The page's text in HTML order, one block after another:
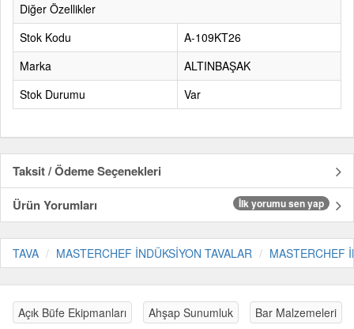
Diğer Özellikler
Stok Kodu
A-109KT26
Marka
ALTINBAŞAK
Stok Durumu
Var
Taksit / Ödeme Seçenekleri
Ürün Yorumları
İlk yorumu sen yap
TAVA MASTERCHEF İNDÜKSİYON TAVALAR MASTERCHEF
Açık Büfe Ekipmanları Ahşap Sunumluk Bar Malzemeleri